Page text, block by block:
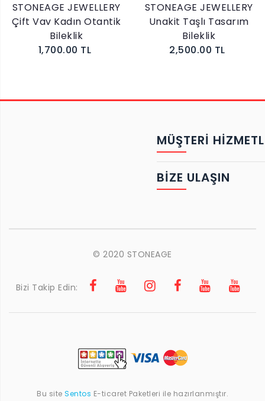
STONEAGE JEWELLERY
Çift Vav Kadın Otantik
Bileklik
1,700.00 TL
STONEAGE JEWELLERY
Unakit Taşlı Tasarım
Bileklik
2,500.00 TL
MÜŞTERİ
BIZE ULAŞIN
© 2020 STONEAGE
Bizi Takip Edin:
Bu site Sentos E-ticaret Paketleri ile hazırlanmıştır.